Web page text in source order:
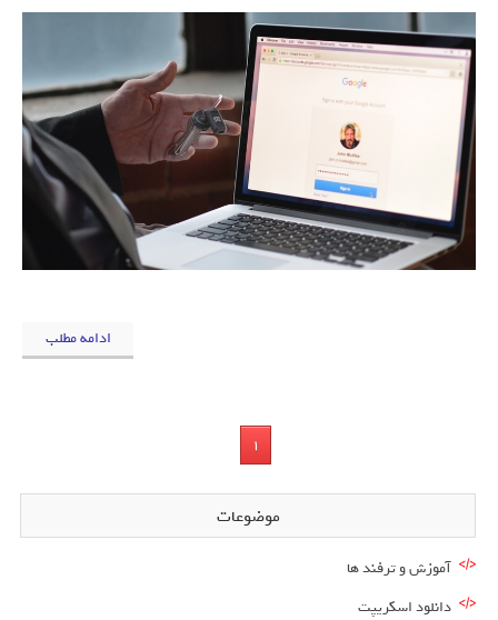
ادامه مطلب
1
موضوعات
آموزش و ترفند ها
دانلود اسکریپت